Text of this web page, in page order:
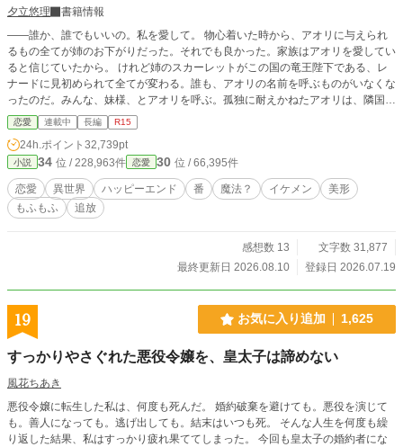
夕立悠理
書籍情報
――誰か、誰でもいいの。私を愛して。 物心着いた時から、アオリに与えられ
るもの全てが姉のお下がりだった。それでも良かった。家族はアオリを愛してい
ると信じていたから。 けれど姉のスカーレットがこの国の竜王陛下である、レ
ナードに見初められて全てが変わる。誰も、アオリの名前を呼ぶものがいなくな
ったのだ。みんな、妹様、とアオリを呼ぶ。孤独に耐えかねたアオリは、隣国へ
と旅にでることにした。──そこで、自分の本当の運命が待っているとも、知ら
ずに。 ※以前投稿していた「竜王陛下の番……の妹様は、隣国で溺愛される」
のリメイクです。
恋愛 連載中 長編 R15
24h.ポイント 32,739pt
小説 34 位 / 228,963件 恋愛 30 位 / 66,395件
恋愛 異世界 ハッピーエンド 番 魔法？ イケメン
美形
もふもふ
追放
感想数 13
文字数 31,877
最終更新日 2026.08.10
登録日 2026.07.19
19 お気に入り追加 1,625
すっかりやさぐれた悪役令嬢を、皇太子は諦めない
風花ちあき
悪役令嬢に転生した私は、何度も死んだ。 婚約破棄を避けても。悪役を演じて
も。善人になっても。逃げ出しても。結末はいつも死。 そんな人生を何度も繰
り返した結果、私はすっかり疲れ果ててしまった。 今回も皇太子の婚約者にな